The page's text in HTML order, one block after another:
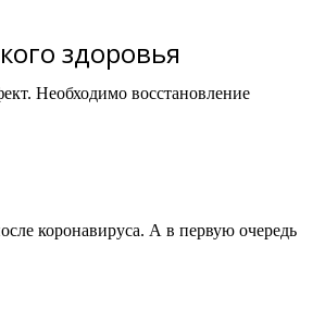
здоровья
Необходимо восстановление
коронавируса. А в первую очередь